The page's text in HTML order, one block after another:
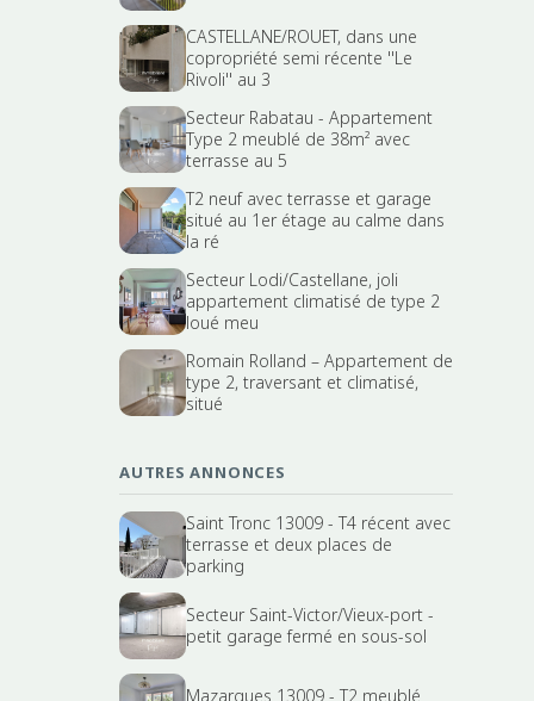
CASTELLANE/ROUET, dans une
copropriété semi récente ''Le
Rivoli'' au 3
Secteur Rabatau - Appartement
Type 2 meublé de 38m² avec
terrasse au 5
T2 neuf avec terrasse et garage
situé au 1er étage au calme dans
la ré
Secteur Lodi/Castellane, joli
appartement climatisé de type 2
loué meu
Romain Rolland – Appartement de
type 2, traversant et climatisé,
situé
AUTRES ANNONCES
Saint Tronc 13009 - T4 récent avec
terrasse et deux places de
parking
Secteur Saint-Victor/Vieux-port -
petit garage fermé en sous-sol
Mazargues 13009 - T2 meublé